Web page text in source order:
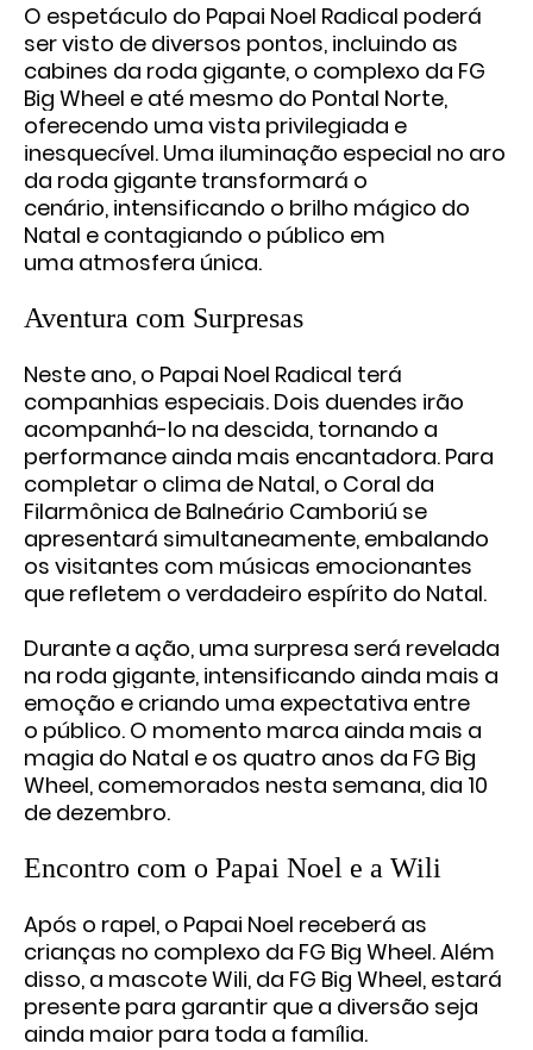
O espetáculo do Papai Noel Radical poderá
ser visto de diversos pontos, incluindo as
cabines da roda gigante, o complexo da FG
Big Wheel e até mesmo do Pontal Norte,
oferecendo uma vista privilegiada e
inesquecível. Uma iluminação especial no aro
da roda gigante transformará o
cenário, intensificando o brilho mágico do
Natal e contagiando o público em
uma atmosfera única.
Aventura com Surpresas
Neste ano, o Papai Noel Radical terá
companhias especiais. Dois duendes irão
acompanhá-lo na descida, tornando a
performance ainda mais encantadora. Para
completar o clima de Natal, o Coral da
Filarmônica de Balneário Camboriú se
apresentará simultaneamente, embalando
os visitantes com músicas emocionantes
que refletem o verdadeiro espírito do Natal.
Durante a ação, uma surpresa será revelada
na roda gigante, intensificando ainda mais a
emoção e criando uma expectativa entre
o público. O momento marca ainda mais a
magia do Natal e os quatro anos da FG Big
Wheel, comemorados nesta semana, dia 10
de dezembro.
Encontro com o Papai Noel e a Wili
Após o rapel, o Papai Noel receberá as
crianças no complexo da FG Big Wheel. Além
disso, a mascote Wili, da FG Big Wheel, estará
presente para garantir que a diversão seja
ainda maior para toda a família.